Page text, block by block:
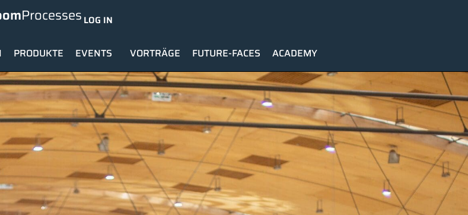
Processes LOG IN
PRODUKTE EVENTS VORTRÄGE FUTURE-FACES ACADEMY